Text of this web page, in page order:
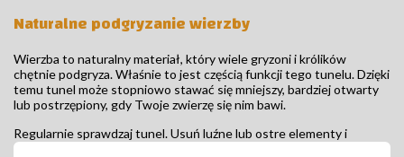
Naturalne podgryzanie wierzby
Wierzba to naturalny materiał, który wiele gryzoni i królików
chętnie podgryza. Właśnie to jest częścią funkcji tego tunelu. Dzięki
temu tunel może stopniowo stawać się mniejszy, bardziej otwarty
lub postrzępiony, gdy Twoje zwierzę się nim bawi.
Regularnie sprawdzaj tunel. Usuń luźne lub ostre elementy i
wymień tunel, gdy straci swoją sztywność. W przypadku silnych